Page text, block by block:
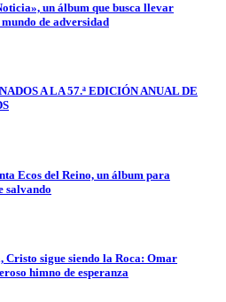
un álbum que busca llevar
de adversidad
A LA 57.ª EDICIÓN ANUAL DE
Ecos del Reino, un álbum para
salvando
Cristo sigue siendo la Roca: Omar
himno de esperanza